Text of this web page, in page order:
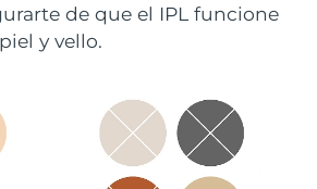
de que el IPL funcione
y vello.